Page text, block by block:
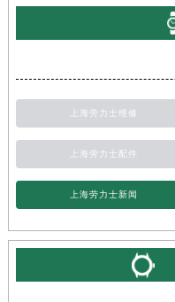
上海劳力士维修
上海劳力士配件
上海劳力士新闻